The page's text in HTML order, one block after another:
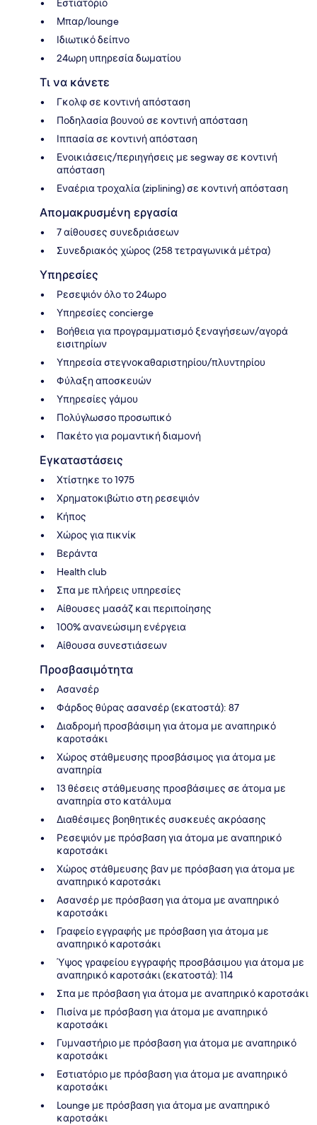
Εστιατόριο
Μπαρ/lounge
Ιδιωτικό δείπνο
24ωρη υπηρεσία δωματίου
Τι να κάνετε
Γκολφ σε κοντινή απόσταση
Ποδηλασία βουνού σε κοντινή απόσταση
Ιππασία σε κοντινή απόσταση
Ενοικιάσεις/περιηγήσεις με segway σε κοντινή
απόσταση
Εναέρια τροχαλία (ziplining) σε κοντινή απόσταση
Απομακρυσμένη εργασία
7 αίθουσες συνεδριάσεων
Συνεδριακός χώρος (258 τετραγωνικά μέτρα)
Υπηρεσίες
Ρεσεψιόν όλο το 24ωρο
Υπηρεσίες concierge
Βοήθεια για προγραμματισμό ξεναγήσεων/αγορά
εισιτηρίων
Υπηρεσία στεγνοκαθαριστηρίου/πλυντηρίου
Φύλαξη αποσκευών
Υπηρεσίες γάμου
Πολύγλωσσο προσωπικό
Πακέτο για ρομαντική διαμονή
Εγκαταστάσεις
Χτίστηκε το 1975
Χρηματοκιβώτιο στη ρεσεψιόν
Κήπος
Χώρος για πικνίκ
Βεράντα
Health club
Σπα με πλήρεις υπηρεσίες
Αίθουσες μασάζ και περιποίησης
100% ανανεώσιμη ενέργεια
Αίθουσα συνεστιάσεων
Προσβασιμότητα
Ασανσέρ
Φάρδος θύρας ασανσέρ (εκατοστά): 87
Διαδρομή προσβάσιμη για άτομα με αναπηρικό
καροτσάκι
Χώρος στάθμευσης προσβάσιμος για άτομα με
αναπηρία
13 θέσεις στάθμευσης προσβάσιμες σε άτομα με
αναπηρία στο κατάλυμα
Διαθέσιμες βοηθητικές συσκευές ακρόασης
Ρεσεψιόν με πρόσβαση για άτομα με αναπηρικό
καροτσάκι
Χώρος στάθμευσης βαν με πρόσβαση για άτομα με
αναπηρικό καροτσάκι
Ασανσέρ με πρόσβαση για άτομα με αναπηρικό
καροτσάκι
Γραφείο εγγραφής με πρόσβαση για άτομα με
αναπηρικό καροτσάκι
Ύψος γραφείου εγγραφής προσβάσιμου για άτομα με
αναπηρικό καροτσάκι (εκατοστά): 114
Σπα με πρόσβαση για άτομα με αναπηρικό καροτσάκι
Πισίνα με πρόσβαση για άτομα με αναπηρικό
καροτσάκι
Γυμναστήριο με πρόσβαση για άτομα με αναπηρικό
καροτσάκι
Εστιατόριο με πρόσβαση για άτομα με αναπηρικό
καροτσάκι
Lounge με πρόσβαση για άτομα με αναπηρικό
καροτσάκι